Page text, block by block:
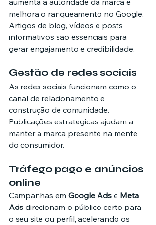
aumenta a autoridade da marca e
melhora o ranqueamento no Google.
Artigos de blog, vídeos e posts
informativos são essenciais para
gerar engajamento e credibilidade.
Gestão de redes sociais
As redes sociais funcionam como o
canal de relacionamento e
construção de comunidade.
Publicações estratégicas ajudam a
manter a marca presente na mente
do consumidor.
Tráfego pago e anúncios
online
Campanhas em Google Ads e Meta
Ads direcionam o público certo para
o seu site ou perfil, acelerando os